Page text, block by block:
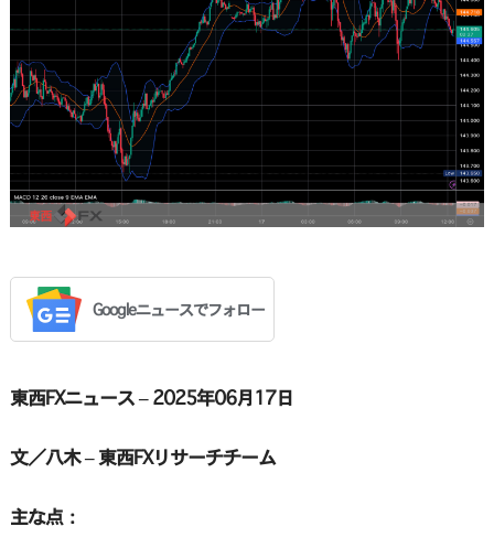
Googleニュースでフォロー
東西FXニュース – 2025年06月17日
文／八木 – 東西FXリサーチチーム
主な点：